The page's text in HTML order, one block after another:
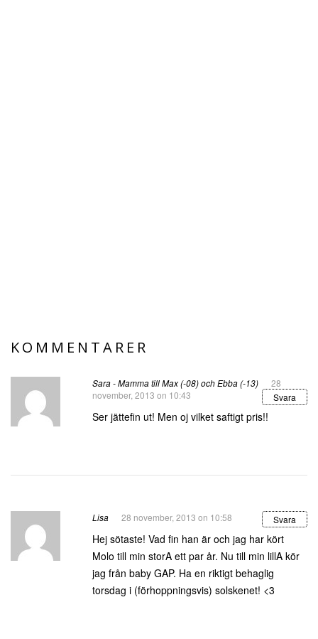
KOMMENTARER
Sara - Mamma till Max (-08) och Ebba (-13)
28
november, 2013 on 10:43
Svara
Ser jättefin ut! Men oj vilket saftigt pris!!
Lisa 28 november, 2013 on 10:58 Svara
Hej sötaste! Vad fin han är och jag har kört
Molo till min storA ett par år. Nu till min lillA kör
jag från baby GAP. Ha en riktigt behaglig
torsdag i (förhoppningsvis) solskenet! <3